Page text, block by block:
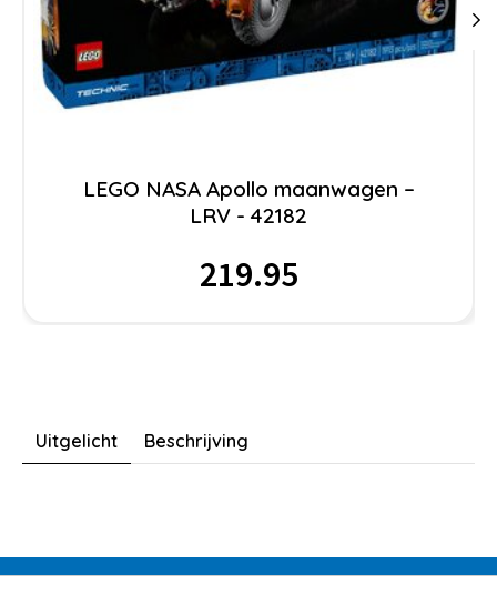
LEGO NASA Apollo maanwagen –
LRV - 42182
219.95
Uitgelicht Beschrijving